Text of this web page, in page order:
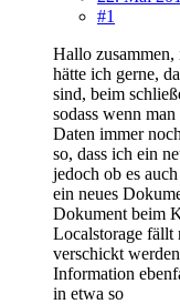
#1
Hallo
hätte ich gerne,
sind, beim
sodass wenn
Daten immer
so, dass ich ein
jedoch ob es
ein neues
Dokument beim
Localstorage fällt
verschickt
Information
in etwa so